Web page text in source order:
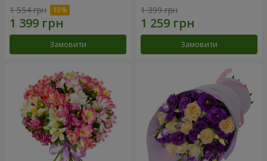
1 554 грн
Замовити
1 399 грн
Замовити